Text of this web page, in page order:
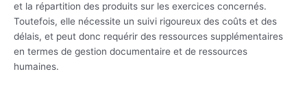
et la répartition des produits sur les exercices concernés.
Toutefois, elle nécessite un suivi rigoureux des coûts et des
délais, et peut donc requérir des ressources supplémentaires
en termes de gestion documentaire et de ressources
humaines.